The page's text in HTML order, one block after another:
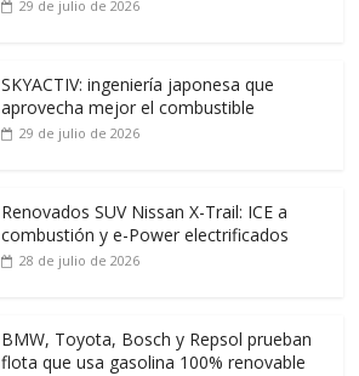
29 de julio de 2026
SKYACTIV: ingeniería japonesa que
aprovecha mejor el combustible
29 de julio de 2026
Renovados SUV Nissan X-Trail: ICE a
combustión y e-Power electrificados
28 de julio de 2026
BMW, Toyota, Bosch y Repsol prueban
flota que usa gasolina 100% renovable